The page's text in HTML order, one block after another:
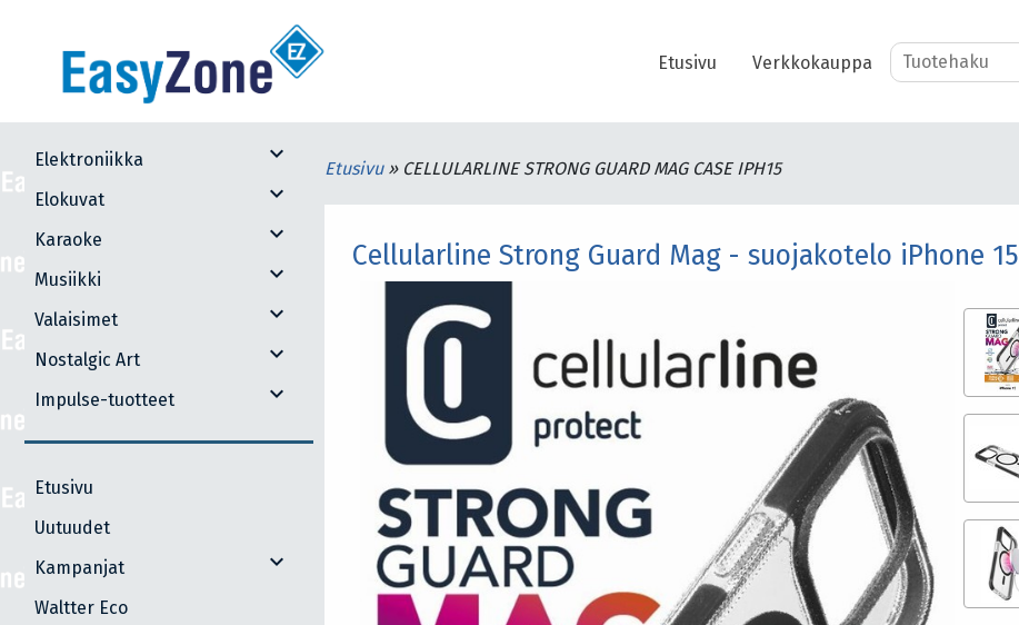
Etusivu Verkkokauppa
Etusivu »CELLULARLINE STRONG GUARD MAG CASE IPH15
Cellularline Strong Guard Mag - suojakotelo iPhone 15
Elektroniikka expand_more
Elokuvat expand_more
Karaoke expand_more
Musiikki expand_more
Valaisimet expand_more
Nostalgic Art expand_more
Impulse-tuotteet expand_more
Etusivu
Uutuudet
Kampanjat
expand_more
Waltter Eco